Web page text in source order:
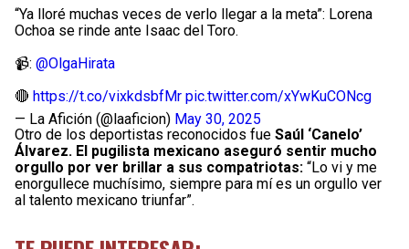
“Ya lloré muchas veces de verlo llegar a la meta”: Lorena
Ochoa se rinde ante Isaac del Toro.
📹: @OlgaHirata
🔴 https://t.co/vixkdsbfMr pic.twitter.com/xYwKuCONcg
— La Afición (@laaficion) May 30, 2025
Otro de los deportistas reconocidos fue Saúl ‘Canelo’
Álvarez. El pugilista mexicano aseguró sentir mucho
orgullo por ver brillar a sus compatriotas: “Lo vi y me
enorgullece muchísimo, siempre para mí es un orgullo ver
al talento mexicano triunfar”.